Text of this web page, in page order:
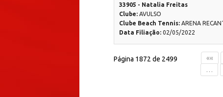
33905 - Natalia Freitas
Clube: AVULSO
Clube Beach Tennis: ARENA
Data Filiação: 02/05/2022
Página 1872 de 2499 ««
…